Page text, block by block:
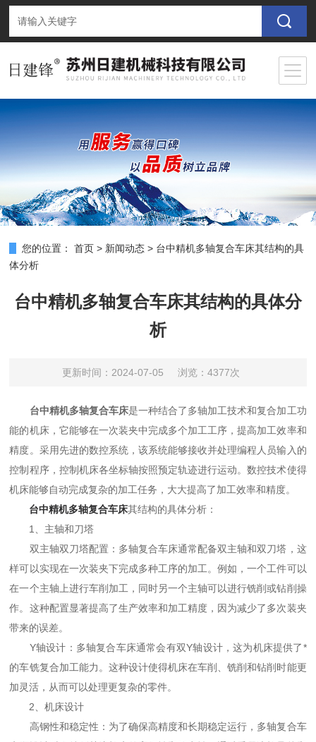
您的位置： 首页 > 新闻动态 > 台中精机多轴复合车床其结构的具
体分析
台中精机多轴复合车床其结构的具体分
析
更新时间：2024-07-05 浏览：4377次
台中精机多轴复合车床是一种结合了多轴加工技术和复合加工功
能的机床，它能够在一次装夹中完成多个加工工序，提高加工效率和
精度。采用先进的数控系统，该系统能够接收并处理编程人员输入的
控制程序，控制机床各坐标轴按照预定轨迹进行运动。数控技术使得
机床能够自动完成复杂的加工任务，大大提高了加工效率和精度。
台中精机多轴复合车床其结构的具体分析：
1、主轴和刀塔
双主轴双刀塔配置：多轴复合车床通常配备双主轴和双刀塔，这
样可以实现在一次装夹下完成多种工序的加工。例如，一个工件可以
在一个主轴上进行车削加工，同时另一个主轴可以进行铣削或钻削操
作。这种配置显著提高了生产效率和加工精度，因为减少了多次装夹
带来的误差。
Y轴设计：多轴复合车床通常会有双Y轴设计，这为机床提供了*
的车铣复合加工能力。这种设计使得机床在车削、铣削和钻削时能更
加灵活，从而可以处理更复杂的零件。
2、机床设计
高钢性和稳定性：为了确保高精度和长期稳定运行，多轴复合车